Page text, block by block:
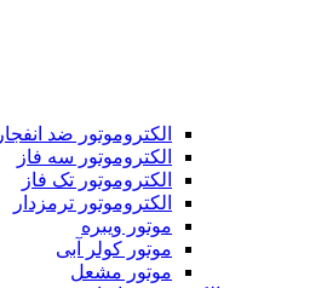
الکتروموتور ضد انفجار
الکتروموتور سه فاز
الکتروموتور تک فاز
الکتروموتور ترمزدار
موتور ویبره
موتور کولر آبی
موتور مشعل